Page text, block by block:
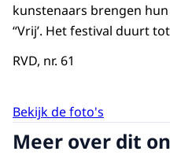
kunstenaars brengen
“Vrij’. Het festival duurt
RVD, nr. 61
Bekijk de foto's
Meer over dit